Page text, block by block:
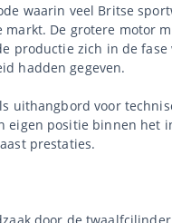
waarin veel Britse
De grotere motor
productie zich in de
hadden gegeven.
uithangbord voor
eigen positie binnen
prestaties.